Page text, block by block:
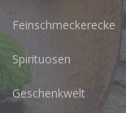
Feinschmeckerecke
Spirituosen
Geschenkwelt